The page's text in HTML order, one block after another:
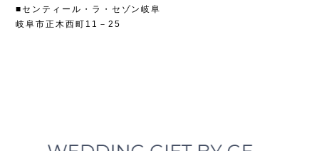
■センティール・ラ・セゾン岐阜
岐阜市正木西町11－25